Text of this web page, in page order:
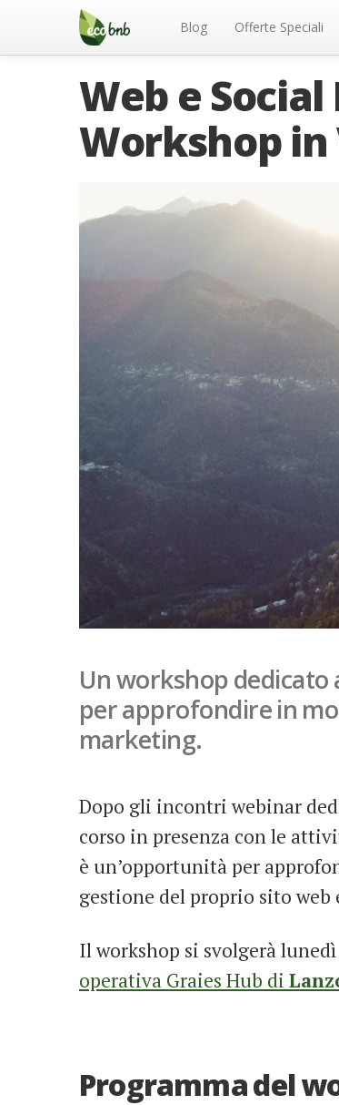
Menu Blog Offerte Speciali
Web e
Workshop in
Un workshop dedicato
per approfondire in
marketing.
Dopo gli incontri webinar
corso in presenza con le
è un’opportunità per
gestione del proprio sito
Il workshop si svolgerà lunedì
operativa Graies Hub di
Programma del